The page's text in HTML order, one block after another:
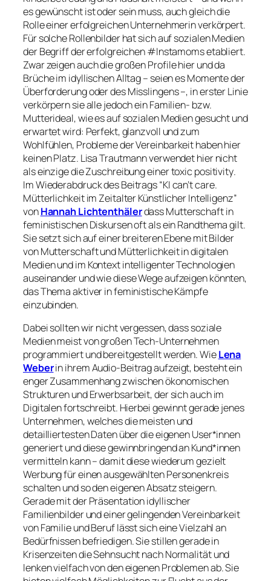
es gewünscht ist oder sein muss, auch gleich die
Rolle einer erfolgreichen Unternehmerin verkörpert.
Für solche Rollenbilder hat sich auf sozialen Medien
der Begriff der erfolgreichen #Instamoms etabliert.
Zwar zeigen auch die großen Profile hier und da
Brüche im idyllischen Alltag – seien es Momente der
Überforderung oder des Misslingens –, in erster Linie
verkörpern sie alle jedoch ein Familien- bzw.
Mutterideal, wie es auf sozialen Medien gesucht und
erwartet wird: Perfekt, glanzvoll und zum
Wohlfühlen, Probleme der Vereinbarkeit haben hier
keinen Platz. Lisa Trautmann verwendet hier nicht
als einzige die Zuschreibung einertoxic positivity.
Im Wiederabdruck des Beitrags “KI can’t care.
Mütterlichkeit im Zeitalter Künstlicher Intelligenz”
vonHannah Lichtenthälerdass Mutterschaft in
feministischen Diskursen oft als ein Randthema gilt.
Sie setzt sich auf einer breiteren Ebene mit Bilder
von Mutterschaft und Mütterlichkeit in digitalen
Medien und im Kontext intelligenter Technologien
auseinander und wie diese Wege aufzeigen könnten,
das Thema aktiver in feministische Kämpfe
einzubinden.
Dabei sollten wir nicht vergessen, dass soziale
Medien meist von großen Tech-Unternehmen
programmiert und bereitgestellt werden. WieLena
Weberin ihrem Audio-Beitrag aufzeigt, besteht ein
enger Zusammenhang zwischen ökonomischen
Strukturen und Erwerbsarbeit, der sich auch im
Digitalen fortschreibt. Hierbei gewinnt gerade jenes
Unternehmen, welches die meisten und
detailliertesten Daten über die eigenen User*innen
generiert und diese gewinnbringend an Kund*innen
vermitteln kann – damit diese wiederum gezielt
Werbung für einen ausgewählten Personenkreis
schalten und so den eigenen Absatz steigern.
Gerade mit der Präsentation idyllischer
Familienbilder und einer gelingenden Vereinbarkeit
von Familie und Beruf lässt sich eine Vielzahl an
Bedürfnissen befriedigen. Sie stillen gerade in
Krisenzeiten die Sehnsucht nach Normalität und
lenken vielfach von den eigenen Problemen ab. Sie